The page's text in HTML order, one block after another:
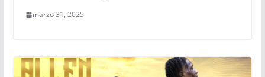
marzo 31, 2025